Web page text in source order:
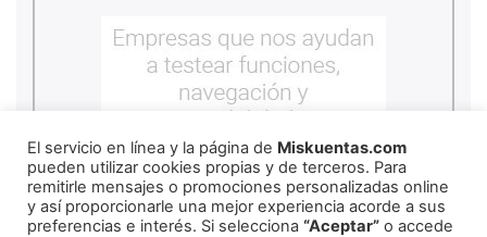
El servicio en línea y la página de Miskuentas.com
pueden utilizar cookies propias y de terceros. Para
remitirle mensajes o promociones personalizadas online
y así proporcionarle una mejor experiencia acorde a sus
preferencias e interés. Si selecciona “Aceptar” o accede